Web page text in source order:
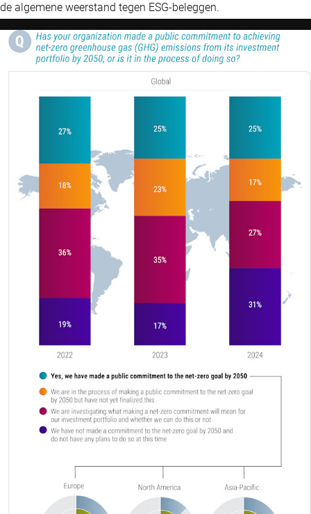
de algemene weerstand tegen ESG-beleggen.